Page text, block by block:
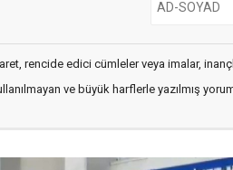
rencide edici cümleler veya imalar,
ve büyük harflerle yazılmış